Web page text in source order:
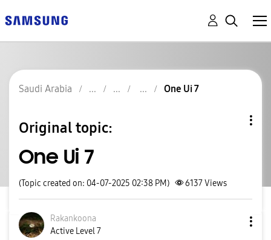
Saudi Arabia One Ui 7
Original topic:
One Ui 7
(Topic created on: 04-07-2025 02:38 PM) 6137Views
Rakankoona
Active Level 7